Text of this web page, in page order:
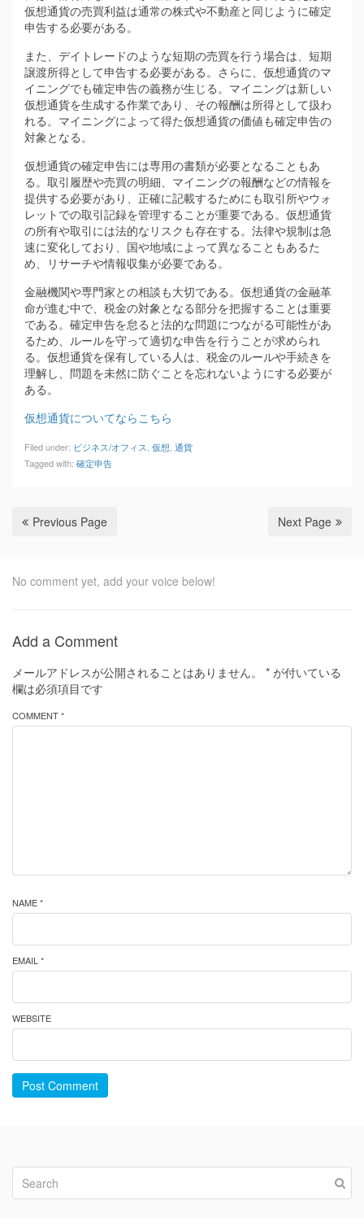
仮想通貨の売買利益は通常の株式や不動産と同じように確定
申告する必要がある。
また、デイトレードのような短期の売買を行う場合は、短期
譲渡所得として申告する必要がある。さらに、仮想通貨のマ
イニングでも確定申告の義務が生じる。マイニングは新しい
仮想通貨を生成する作業であり、その報酬は所得として扱わ
れる。マイニングによって得た仮想通貨の価値も確定申告の
対象となる。
仮想通貨の確定申告には専用の書類が必要となることもあ
る。取引履歴や売買の明細、マイニングの報酬などの情報を
提供する必要があり、正確に記載するためにも取引所やウォ
レットでの取引記録を管理することが重要である。仮想通貨
の所有や取引には法的なリスクも存在する。法律や規制は急
速に変化しており、国や地域によって異なることもあるた
め、リサーチや情報収集が必要である。
金融機関や専門家との相談も大切である。仮想通貨の金融革
命が進む中で、税金の対象となる部分を把握することは重要
である。確定申告を怠ると法的な問題につながる可能性があ
るため、ルールを守って適切な申告を行うことが求められ
る。仮想通貨を保有している人は、税金のルールや手続きを
理解し、問題を未然に防ぐことを忘れないようにする必要が
ある。
仮想通貨についてならこちら
Filed under: ビジネス/オフィス 仮想 通貨
Tagged with: 確定申告
Previous Page Next Page
No comment yet, add your voice below!
Add a Comment
メールアドレスが公開されることはありません。 * が付いている
欄は必須項目です
COMMENT *
NAME *
EMAIL *
WEBSITE
Post Comment